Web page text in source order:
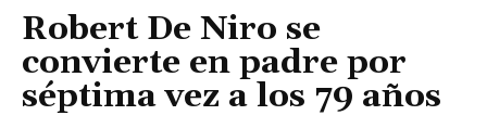
Robert De Niro se
convierte en padre por
séptima vez a los 79 años